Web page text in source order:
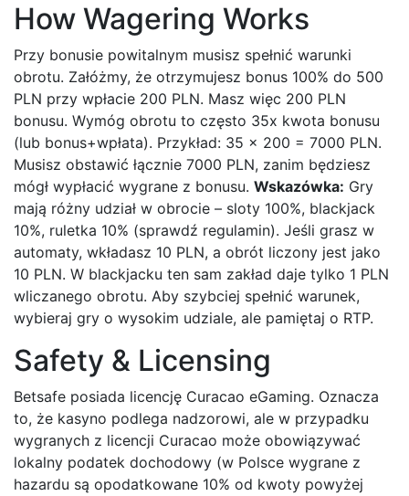
How Wagering Works
Przy bonusie powitalnym musisz spełnić warunki
obrotu. Załóżmy, że otrzymujesz bonus 100% do 500
PLN przy wpłacie 200 PLN. Masz więc 200 PLN
bonusu. Wymóg obrotu to często 35x kwota bonusu
(lub bonus+wpłata). Przykład: 35 × 200 = 7000 PLN.
Musisz obstawić łącznie 7000 PLN, zanim będziesz
mógł wypłacić wygrane z bonusu. Wskazówka: Gry
mają różny udział w obrocie – sloty 100%, blackjack
10%, ruletka 10% (sprawdź regulamin). Jeśli grasz w
automaty, wkładasz 10 PLN, a obrót liczony jest jako
10 PLN. W blackjacku ten sam zakład daje tylko 1 PLN
wliczanego obrotu. Aby szybciej spełnić warunek,
wybieraj gry o wysokim udziale, ale pamiętaj o RTP.
Safety & Licensing
Betsafe posiada licencję Curacao eGaming. Oznacza
to, że kasyno podlega nadzorowi, ale w przypadku
wygranych z licencji Curacao może obowiązywać
lokalny podatek dochodowy (w Polsce wygrane z
hazardu są opodatkowane 10% od kwoty powyżej